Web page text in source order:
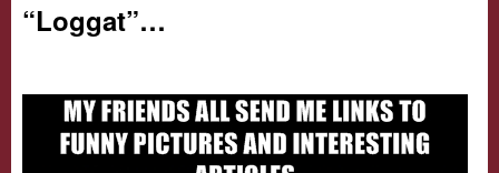
“Loggat”…